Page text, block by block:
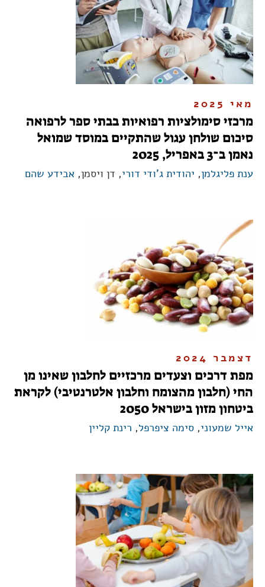
מאי 2025
מרכזי סימולציות רפואיות בבתי ספר לרפואה
סיכום שולחן עגול שהתקיים במוסד שמואל
נאמן ב־3 באפריל, 2025
ענת פליגלמן, יהודית ג'ודי דורי, דן ויסמן, אבידע שהם
דצמבר 2024
מפת דרכים וצעדים מרכזיים לחלבון שאינו מן
החי (חלבון מהצומח וחלבון אלטרנטיבי) לקראת
ביטחון מזון בישראל 2050
אייל שמעוני, סימה ציפרפל, רינת קליין